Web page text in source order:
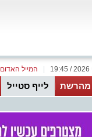
המייל האדום
מהרשת לייף סטייל